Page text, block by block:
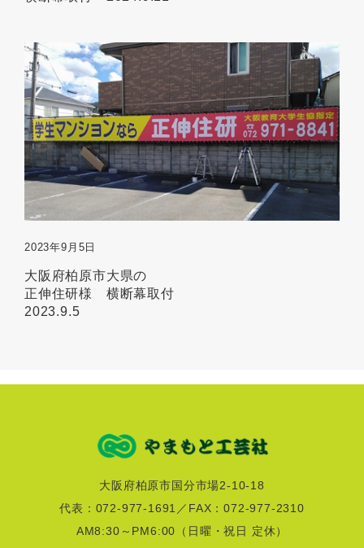
2023年9月5日
大阪府柏原市大県の
正伸住研様 横断幕取付
2023.9.5
大阪府柏原市国分市場2-10-18
代表：072-977-1691／FAX：072-977-2310
AM8:30～PM6:00 （日曜・祝日 定休）